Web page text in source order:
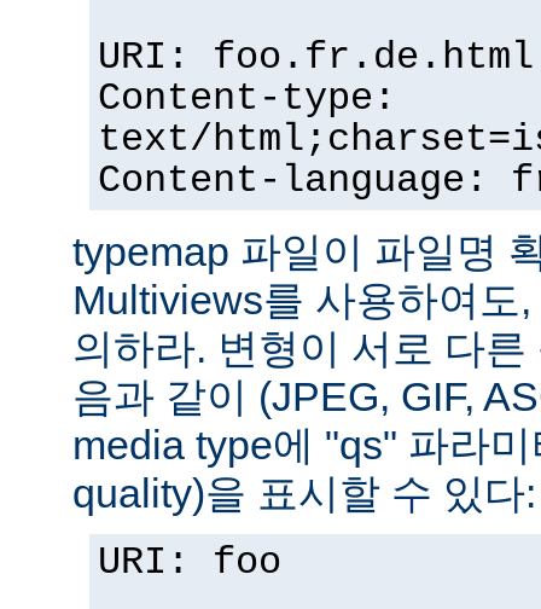
URI: foo.fr.de.html
Content-type:
text/
Content-language:
typemap 파일이 파일명
Multiviews를 사용하여도
의하라. 변형이 서로 다
음과 같이 (JPEG, GIF,
media type에 "qs" 파라
quality)을 표시할 수 있다:
URI: foo